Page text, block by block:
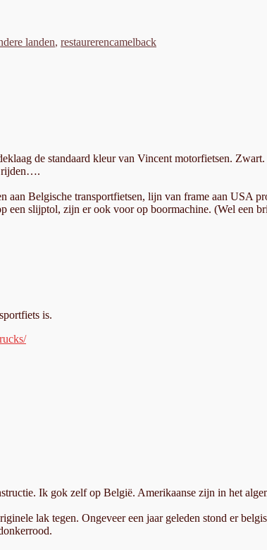
landen, restaurerencamelback
de standaard kleur van Vincent motorfietsen. Zwart.
rijden….
aan Belgische transportfietsen, lijn van frame aan USA
een slijptol, zijn er ook voor op boormachine. (Wel een
is.
Ik gok zelf op België. Amerikaanse zijn in het
lak tegen. Ongeveer een jaar geleden stond er